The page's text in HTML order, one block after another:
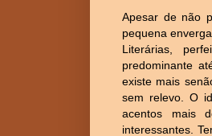
Apesar de não
pequena
Literárias,
predominante
existe mais
sem relevo. O
acentos mais
interessantes.